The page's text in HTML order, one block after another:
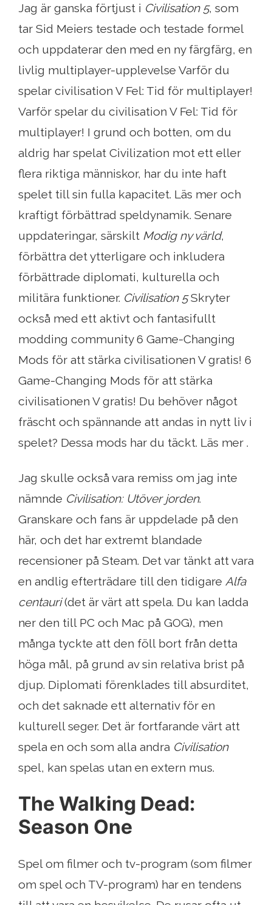
Jag är ganska förtjust i Civilisation 5, som
tar Sid Meiers testade och testade formel
och uppdaterar den med en ny färgfärg, en
livlig multiplayer-upplevelse Varför du
spelar civilisation V Fel: Tid för multiplayer!
Varför spelar du civilisation V Fel: Tid för
multiplayer! I grund och botten, om du
aldrig har spelat Civilization mot ett eller
flera riktiga människor, har du inte haft
spelet till sin fulla kapacitet. Läs mer och
kraftigt förbättrad speldynamik. Senare
uppdateringar, särskilt Modig ny värld,
förbättra det ytterligare och inkludera
förbättrade diplomati, kulturella och
militära funktioner. Civilisation 5Skryter
också med ett aktivt och fantasifullt
modding community 6 Game-Changing
Mods för att stärka civilisationen V gratis! 6
Game-Changing Mods för att stärka
civilisationen V gratis! Du behöver något
fräscht och spännande att andas in nytt liv i
spelet? Dessa mods har du täckt. Läs mer .
Jag skulle också vara remiss om jag inte
nämnde Civilisation: Utöver jorden.
Granskare och fans är uppdelade på den
här, och det har extremt blandade
recensioner på Steam. Det var tänkt att vara
en andlig efterträdare till den tidigare Alfa
centauri(det är värt att spela. Du kan ladda
ner den till PC och Mac på GOG), men
många tyckte att den föll bort från detta
höga mål, på grund av sin relativa brist på
djup. Diplomati förenklades till absurditet,
och det saknade ett alternativ för en
kulturell seger. Det är fortfarande värt att
spela en och som alla andra Civilisation
spel, kan spelas utan en extern mus.
The Walking Dead:
Season One
Spel om filmer och tv-program (som filmer
om spel och TV-program) har en tendens